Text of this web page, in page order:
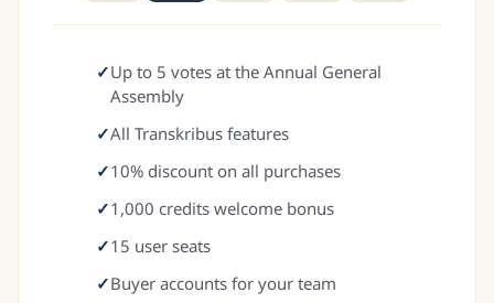
✓Up to 5 votes at the Annual General
Assembly
✓All Transkribus features
✓10% discount on all purchases
✓1,000 credits welcome bonus
✓15 user seats
✓Buyer accounts for your team